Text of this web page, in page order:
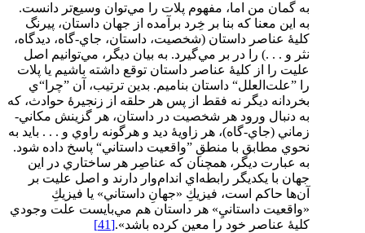
به گمان من اما، مفهوم پلات را مي‌توان وسيع‌تر دانست.
به اين معنا كه بنا بر خِرد برآمده از جهان داستان، پيرنگ
كليۀ عناصر داستان (شخصيت، داستان، جاي-گاه، ديدگاه،
نثر و . . .) را در بر مي‌گيرد. به بيان ديگر، مي‌توانيم اصل
عليت را از كليۀ عناصر داستان توقع داشته باشيم يا پلات
را ”علت‌العلل“ داستان بناميم. بدين ترتيب، آن ”چرا“ي
بخردانه ديگر نه فقط از پس هر حلقه از زنجيرۀ حوادث، كه
به دنبال ورود هر شخصيت در داستان، هر گزينش مكاني-
زماني (جاي-گاه)، هر زاويۀ ديد و هرگونه راوي و . . . بايد به
نحوي مطابق با منطقِ ”واقعيت داستاني“ پاسخ داده شود.
به عبارت ديگر، همچنان كه عناصِر هر ساختاري در اين
جهان با يكديگر رابطه‌اي اندام‌وار دارند و اصل عليت بر
آن‌ها حاكم است، فيزيكِ «جهانِ داستاني» يا فيزيكِ
«واقعيت داستانيِ» هر داستان هم مي‌بايست علت وجودي
كليۀ عناصر خود را معين كرده باشد».[41]